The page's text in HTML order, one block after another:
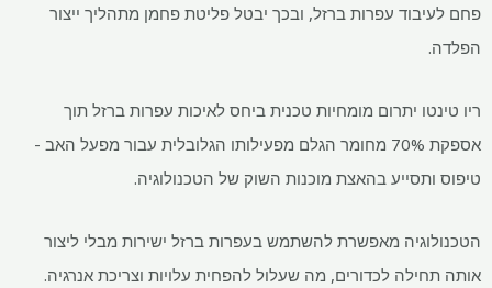
פחם לעיבוד עפרות ברזל, ובכך יבטל פליטת פחמן מתהליך ייצור
הפלדה.
ריו טינטו יתרום מומחיות טכנית ביחס לאיכות עפרות ברזל תוך
אספקת 70% מחומר הגלם מפעילותו הגלובלית עבור מפעל האב -
טיפוס ותסייע בהאצת מוכנות השוק של הטכנולוגיה.
הטכנולוגיה מאפשרת להשתמש בעפרות ברזל ישירות מבלי ליצור
אותה תחילה לכדורים, מה שעלול להפחית עלויות וצריכת אנרגיה.